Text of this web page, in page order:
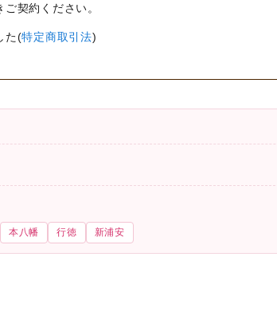
契約ください。
た(特定商取引法)
本八幡 行徳 新浦安